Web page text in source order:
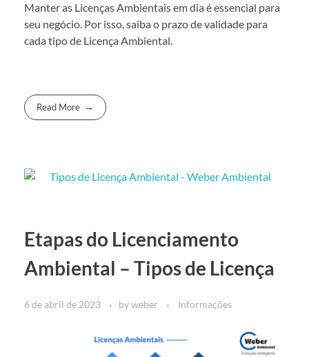
Manter as Licenças Ambientais em dia é essencial para
seu negócio. Por isso, saiba o prazo de validade para
cada tipo de Licença Ambiental.
Read More
Etapas do Licenciamento
Ambiental – Tipos de Licença
6 de abril de 2023 byweber Informações